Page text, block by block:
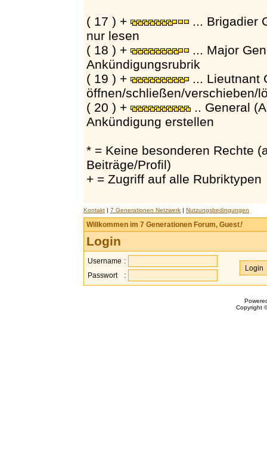
( 17 ) +
... Brigadier
nur lesen
( 18 ) +
... Major
Ankündigungsrubrik
( 19 ) +
... Lieutnant
öffnen/schließen/verschieben/
( 20 ) +
.. General
Ankündigung erstellen
* = Keine besonderen Rechte
Beiträge/Profil)
+ = Zugriff auf alle Rubriktypen
Kontakt | 7 Generationen Netzwerk | Nutzungsbedingungen
Willkommen im 7 Generationen Forum, Guest!
Login
Username :
Passwort
:
Copyright